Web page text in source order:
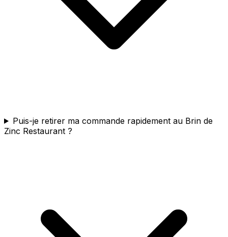
Puis-je retirer ma commande rapidement au Brin de
Zinc Restaurant ?